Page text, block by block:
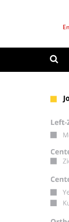
استمارة
ابحث